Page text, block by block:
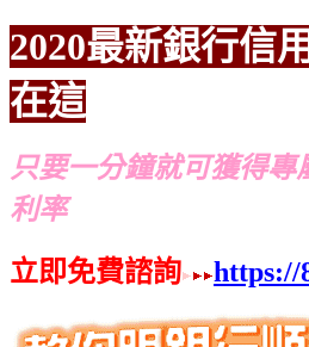
2020最新銀行信
在這
只要一分鐘就可獲得專
利率
立即免費諮詢
https://